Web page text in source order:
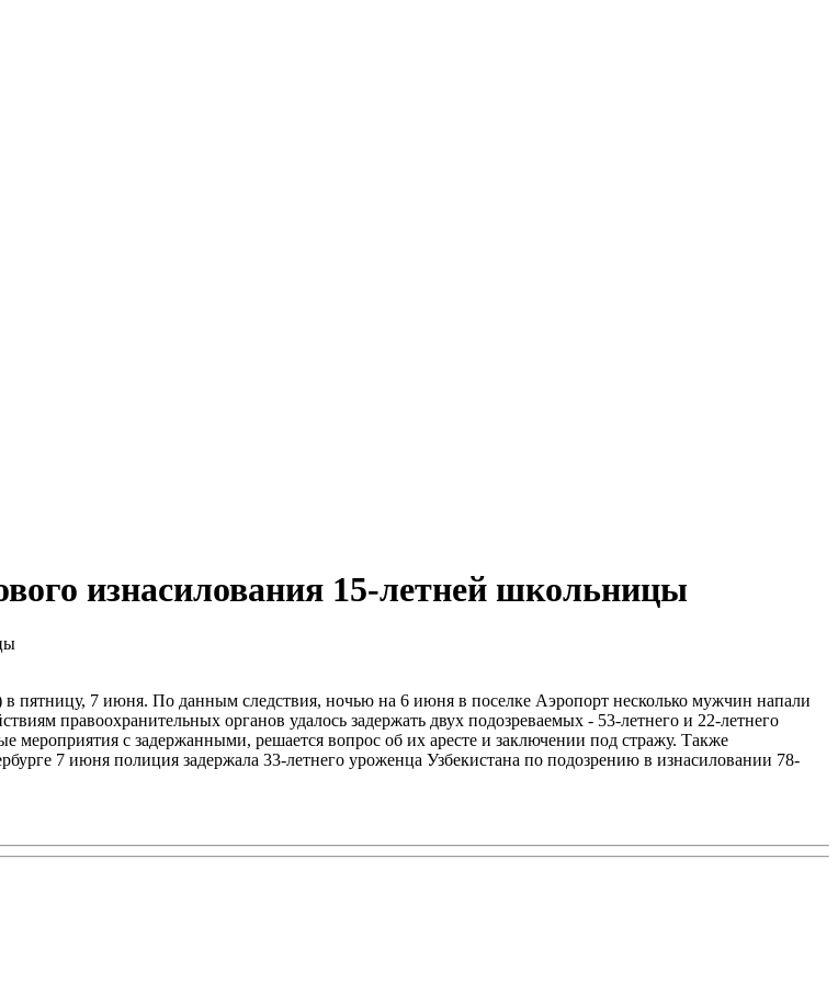
изнасилования 15-летней школьницы
пятницу, 7 июня. По данным следствия, ночью на 6 июня в поселке Аэропорт несколько мужчин напали
правоохранительных органов удалось задержать двух подозреваемых - 53-летнего и 22-летнего
мероприятия с задержанными, решается вопрос об их аресте и заключении под стражу. Также
7 июня полиция задержала 33-летнего уроженца Узбекистана по подозрению в изнасиловании 78-